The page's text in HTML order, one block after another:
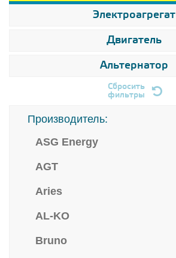
Электроагрегат
Двигатель
Альтернатор
Сбросить
фильтры
Производитель:
ASG Energy
AGT
Aries
AL-KO
Bruno